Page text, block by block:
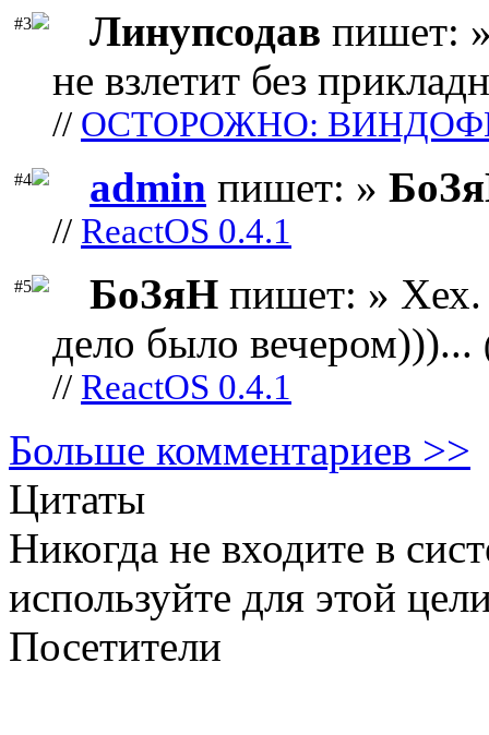
#3 Линупсодав пишет:
не взлетит без
// ОСТОРОЖНО:
#4 admin пишет: »
// ReactOS 0.4.1
#5 БоЗяН пишет: » Хех.
дело было вечером)))...
// ReactOS 0.4.1
Больше комментариев >>
Цитаты
Никогда не входите в
используйте для этой
Посетители